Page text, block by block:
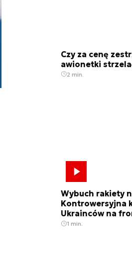
Czy za cenę
awionetki
2 min.
Wybuch rakiety
Kontrowersyjna
Ukrainców na
1 min.